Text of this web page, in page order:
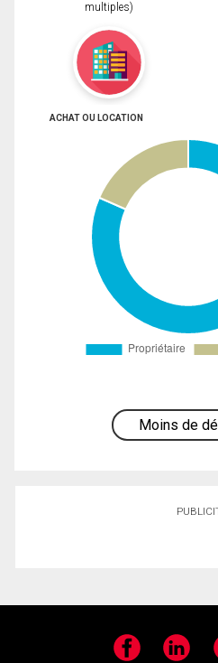
multiples)
ACHAT OU LOCATION
Moins de
Facebook LinkedIn